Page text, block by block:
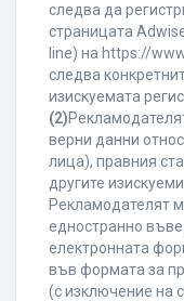
следва да
страницата
line) на https://
следва
изискуемата
(2)
верни данни
лица), правния
другите
Рекламодателят
едностранно
електронната
във формата за
(с изключение на